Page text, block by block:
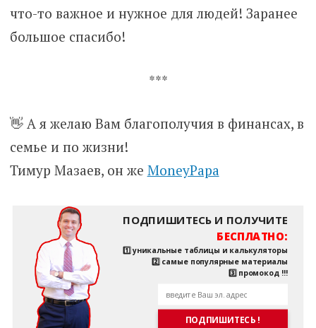
что-то важное и нужное для людей! Заранее
большое спасибо!
***
👋 А я желаю Вам благополучия в финансах, в
семье и по жизни!
Тимур Мазаев, он же MoneyPapa
ПОДПИШИТЕСЬ !
ПОДПИШИТЕСЬ И ПОЛУЧИТЕ
БЕСПЛАТНО:
1️⃣ уникальные таблицы и калькуляторы
2️⃣ самые популярные материалы
3️⃣ промокод !!!